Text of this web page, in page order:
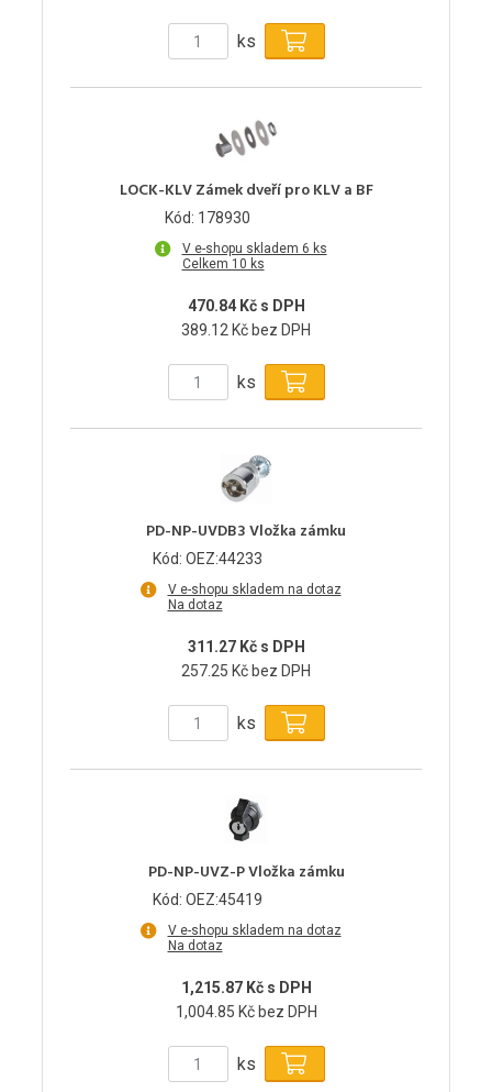
ks
LOCK-KLV Zámek dveří pro KLV a BF
Kód: 178930
V e-shopu skladem 6 ks
Celkem 10 ks
470.84 Kč s DPH
389.12 Kč bez DPH
ks
PD-NP-UVDB3 Vložka zámku
Kód: OEZ:44233
V e-shopu skladem na dotaz
Na dotaz
311.27 Kč s DPH
257.25 Kč bez DPH
ks
PD-NP-UVZ-P Vložka zámku
Kód: OEZ:45419
V e-shopu skladem na dotaz
Na dotaz
1,215.87 Kč s DPH
1,004.85 Kč bez DPH
ks